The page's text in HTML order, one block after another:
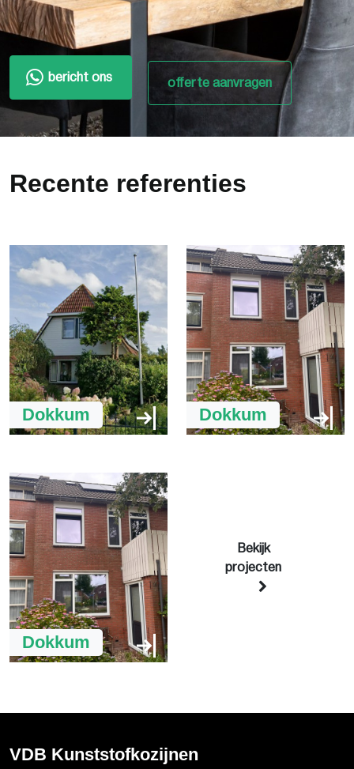
bericht ons offerte aanvragen
Recente referenties
Dokkum Dokkum
Dokkum
Bekijk
projecten
VDB Kunststofkozijnen